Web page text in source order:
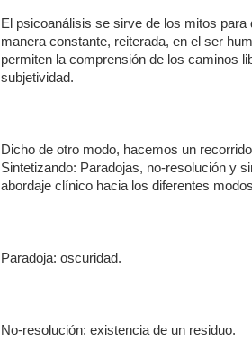
El psicoanálisis se sirve de los mitos
manera constante, reiterada, en el ser
permiten la comprensión de los caminos
subjetividad.
Dicho de otro modo, hacemos un
Sintetizando: Paradojas, no-resolución y
abordaje clínico hacia los diferentes
Paradoja: oscuridad.
No-resolución: existencia de un residuo.